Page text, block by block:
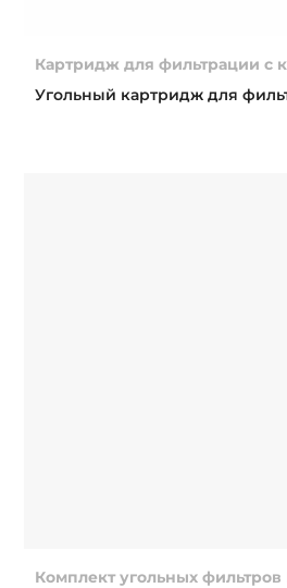
Картридж для фильтрации с
Угольный картридж для
Комплект угольных фильтров